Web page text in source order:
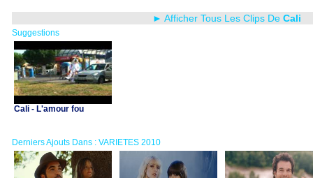
► Afficher Tous Les Clips De Cali
Suggestions
Cali - L'amour fou
Derniers Ajouts Dans : VARIETES 2010